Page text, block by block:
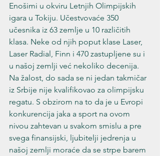
Enošimi u okviru Letnjih Olimpijskih
igara u Tokiju. Učestvovaće 350
učesnika iz 63 zemlje u 10 različitih
klasa. Neke od njih poput klase Laser,
Laser Radial, Finn i 470 zastupljene su i
u našoj zemlji već nekoliko decenija.
Na žalost, do sada se ni jedan takmičar
iz Srbije nije kvalifikovao za olimpijsku
regatu. S obzirom na to da je u Evropi
konkurencija jaka a sport na ovom
nivou zahtevan u svakom smislu a pre
svega finansijski, ljubitelji jedrenja u
našoj zemlji moraće da se strpe barem